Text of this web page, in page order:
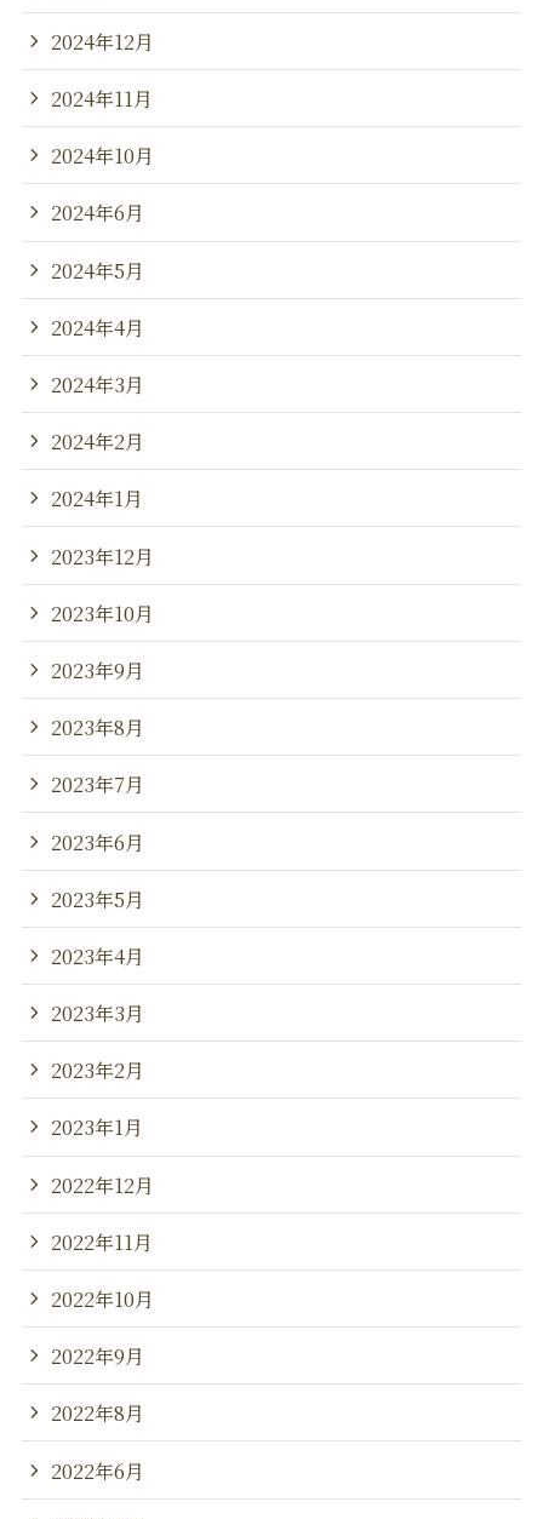
2024年12月
2024年11月
2024年10月
2024年6月
2024年5月
2024年4月
2024年3月
2024年2月
2024年1月
2023年12月
2023年10月
2023年9月
2023年8月
2023年7月
2023年6月
2023年5月
2023年4月
2023年3月
2023年2月
2023年1月
2022年12月
2022年11月
2022年10月
2022年9月
2022年8月
2022年6月